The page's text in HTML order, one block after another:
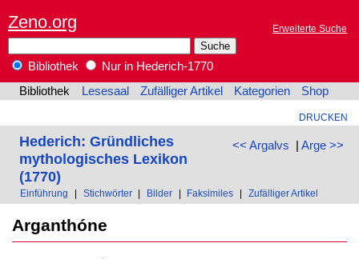
Zeno.org Erweiterte Suche
Bibliothek
Nur in Hederich-1770
Bibliothek
Lesesaal Zufälliger Artikel Kategorien Shop
DRUCKEN
<< Argalvs | Arge >>
Hederich: Gründliches
mythologisches Lexikon
(1770)
Einführung Stichwörter Bilder Faksimiles Zufälliger Artikel
Arganthóne